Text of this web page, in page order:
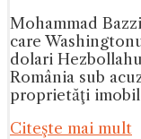
Mohammad
care
dolari
România sub
proprietăţi
Citeşte mai mult